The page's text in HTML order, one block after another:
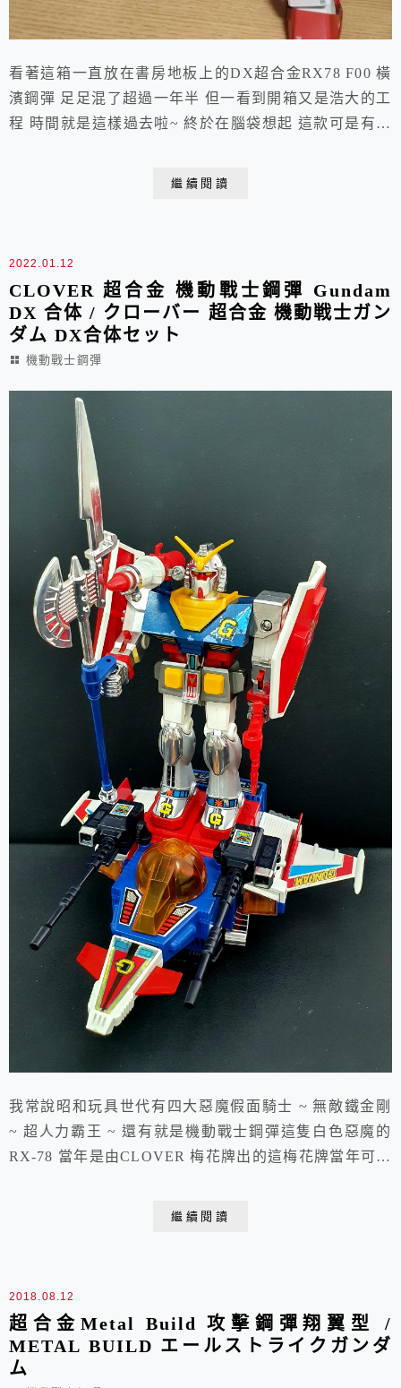
看著這箱一直放在書房地板上的DX超合金RX78 F00 橫
濱鋼彈 足足混了超過一年半 但一看到開箱又是浩大的工
程 時間就是這樣過去啦~ 終於在腦袋想起 這款可是有內
繼續閱讀
2022.01.12
CLOVER 超合金 機動戰士鋼彈 Gundam
DX 合体 / クローバー 超合金 機動戦士ガン
ダム DX合体セット
機動戰士鋼彈
我常說昭和玩具世代有四大惡魔假面騎士 ~ 無敵鐵金剛
~ 超人力霸王 ~ 還有就是機動戰士鋼彈這隻白色惡魔的
RX-78 當年是由CLOVER 梅花牌出的這梅花牌當年可冷
繼續閱讀
2018.08.12
超合金Metal Build 攻擊鋼彈翔翼型 /
METAL BUILD エールストライクガンダ
ム